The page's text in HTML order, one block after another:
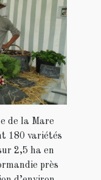
de la Mare
180 variétés
2,5 ha en
près